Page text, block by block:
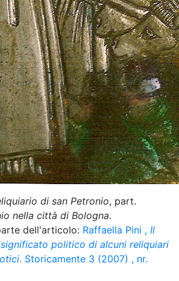
di san Petronio, part.
nella città di Bologna.
dell'articolo: Raffaella Pini , Il
significato politico di alcuni reliquiari
. Storicamente 3 (2007) , nr.